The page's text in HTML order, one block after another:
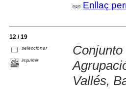
Enllaç
12 / 19
seleccionar
imprimir
Vallés,